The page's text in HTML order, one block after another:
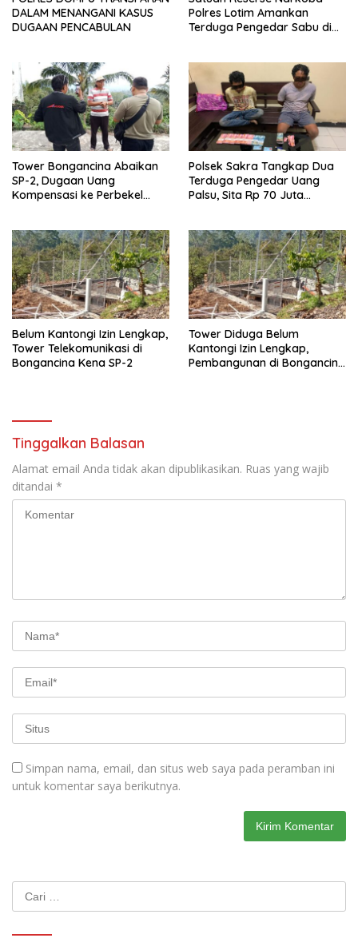
DALAM MENANGANI KASUS
DUGAAN PENCABULAN
Polres Lotim Amankan
Terduga Pengedar Sabu di
Tower Bongancina Abaikan
SP-2, Dugaan Uang
Kompensasi ke Perbekel
Polsek Sakra Tangkap Dua
Terduga Pengedar Uang
Palsu, Sita Rp 70 Juta
Belum Kantongi Izin Lengkap,
Tower Telekomunikasi di
Bongancina Kena SP-2
Tower Diduga Belum
Kantongi Izin Lengkap,
Pembangunan di Bongancina
Tinggalkan Balasan
Alamat email Anda tidak akan dipublikasikan. Ruas yang wajib
ditandai *
Simpan nama, email, dan situs web saya pada peramban ini
untuk komentar saya berikutnya.
Cari
untuk: